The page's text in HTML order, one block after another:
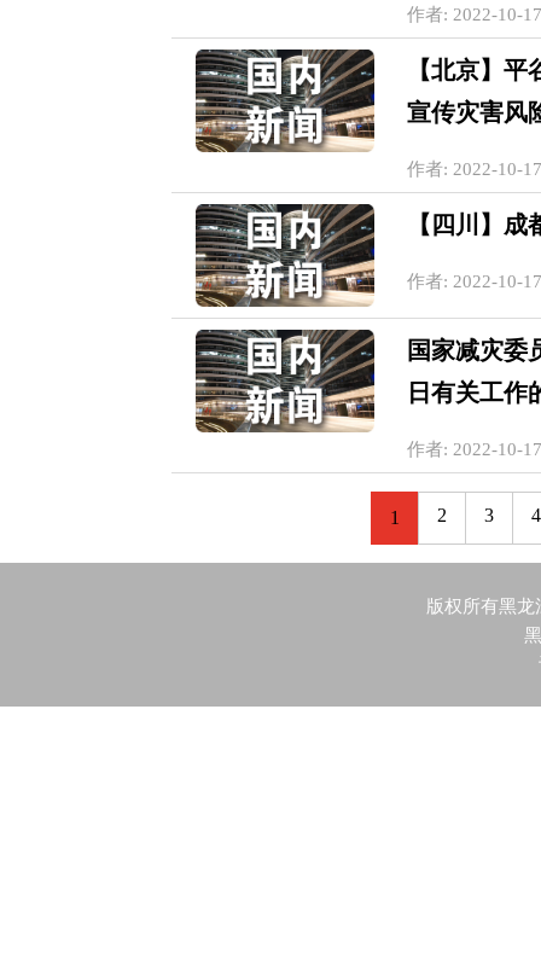
作者: 2022-10-
【北京】
宣传灾害风
作者: 2022-10-
【四川】
作者: 2022-10-
国家减灾委
日有关工作
作者: 2022-10-
1 2 3 4
版权所有黑